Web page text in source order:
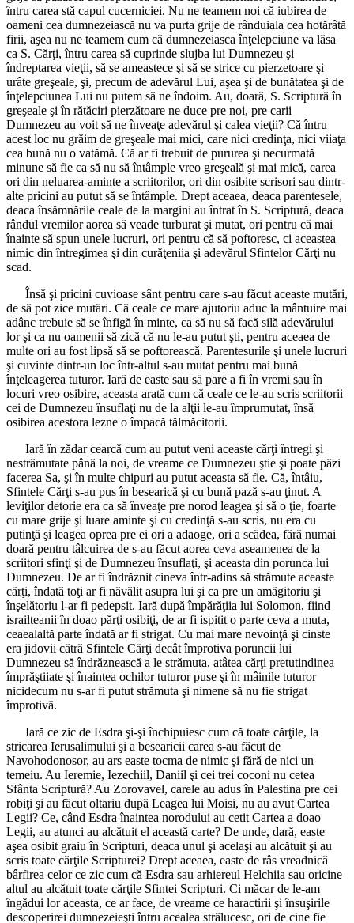
întru carea stă capul cucerniciei. Nu ne teamem noi că iubirea de
oameni cea dumnezeiască nu va purta grije de rânduiala cea hotărâtă
firii, aşea nu ne teamem cum că dumnezeiasca înţelepciune va lăsa
ca S. Cărţi, întru carea să cuprinde slujba lui Dumnezeu şi
îndreptarea vieţii, să se ameastece şi să se strice cu pierzetoare şi
urâte greşeale, şi, precum de adevărul Lui, aşea şi de bunătatea şi de
înţelepciunea Lui nu putem să ne îndoim. Au, doară, S. Scriptură în
greşeale şi în rătăciri pierzătoare ne duce pre noi, pre carii
Dumnezeu au voit să ne înveaţe adevărul şi calea vieţii? Că întru
acest loc nu grăim de greşeale mai mici, care nici credinţa, nici viiaţa
cea bună nu o vatămă. Că ar fi trebuit de pururea şi necurmată
minune să fie ca să nu să întâmple vreo greşeală şi mai mică, carea
ori din neluarea-aminte a scriitorilor, ori din osibite scrisori sau dintr-
alte pricini au putut să se întâmple. Drept aceaea, deaca parentesele,
deaca însămnările ceale de la margini au întrat în S. Scriptură, deaca
rândul vremilor aorea să veade turburat şi mutat, ori pentru că mai
înainte să spun unele lucruri, ori pentru că să poftoresc, ci aceastea
nimic din întregimea şi din curăţeniia şi adevărul Sfintelor Cărţi nu
scad.
Însă şi pricini cuvioase sânt pentru care s-au făcut aceaste mutări,
de să pot zice mutări. Că ceale ce mare ajutoriu aduc la mântuire mai
adânc trebuie să se înfigă în minte, ca să nu să facă silă adevărului
lor şi ca nu oamenii să zică că nu le-au putut şti, pentru aceaea de
multe ori au fost lipsă să se poftorească. Parentesurile şi unele lucruri
şi cuvinte dintr-un loc într-altul s-au mutat pentru mai bună
înţeleagerea tuturor. Iară de easte sau să pare a fi în vremi sau în
locuri vreo osibire, aceasta arată cum că ceale ce le-au scris scriitorii
cei de Dumnezeu însuflaţi nu de la alţii le-au împrumutat, însă
osibirea acestora lezne o împacă tălmăcitorii.
Iară în zădar cearcă cum au putut veni aceaste cărţi întregi şi
nestrămutate până la noi, de vreame ce Dumnezeu ştie şi poate păzi
facerea Sa, şi în multe chipuri au putut aceasta să fie. Că, întâiu,
Sfintele Cărţi s-au pus în besearică şi cu bună pază s-au ţinut. A
leviţilor detorie era ca să înveaţe pre norod leagea şi să o ţie, foarte
cu mare grije şi luare aminte şi cu credinţă s-au scris, nu era cu
putinţă şi leagea oprea pre ei ori a adaoge, ori a scădea, fără numai
doară pentru tâlcuirea de s-au făcut aorea ceva aseamenea de la
scriitori sfinţi şi de Dumnezeu însuflaţi, şi aceasta din porunca lui
Dumnezeu. De ar fi îndrăznit cineva într-adins să strămute aceaste
cărţi, îndată toţi ar fi năvălit asupra lui şi ca pre un amăgitoriu şi
înşelătoriu l-ar fi pedepsit. Iară după împărăţiia lui Solomon, fiind
israilteanii în doao părţi osibiţi, de ar fi ispitit o parte ceva a muta,
ceaealaltă parte îndată ar fi strigat. Cu mai mare nevoinţă şi cinste
era jidovii cătră Sfintele Cărţi decât împrotiva poruncii lui
Dumnezeu să îndrăznească a le strămuta, atâtea cărţi pretutindinea
împrăştiiate şi înaintea ochilor tuturor puse şi în mâinile tuturor
nicidecum nu s-ar fi putut strămuta şi nimene să nu fie strigat
împrotivă.
Iară ce zic de Esdra şi-şi închipuiesc cum că toate cărţile, la
stricarea Ierusalimului şi a besearicii carea s-au făcut de
Navohodonosor, au ars easte tocma de nimic şi fără de nici un
temeiu. Au Ieremie, Iezechiil, Daniil şi cei trei coconi nu cetea
Sfânta Scriptură? Au Zorovavel, carele au adus în Palestina pre cei
robiţi şi au făcut oltariu după Leagea lui Moisi, nu au avut Cartea
Legii? Ce, când Esdra înaintea norodului au cetit Cartea a doao
Legii, au atunci au alcătuit el această carte? De unde, dară, easte
aşea osibit graiu în Scripturi, deaca unul şi acelaşi au alcătuit şi au
scris toate cărţile Scripturei? Drept aceaea, easte de râs vreadnică
bârfirea celor ce zic cum că Esdra sau arhiereul Helchiia sau oricine
altul au alcătuit toate cărţile Sfintei Scripturi. Ci măcar de le-am
îngădui lor aceasta, ce ar face, de vreame ce haractirii şi însuşirile
descoperirei dumnezeieşti întru acealea strălucesc, ori de cine fie